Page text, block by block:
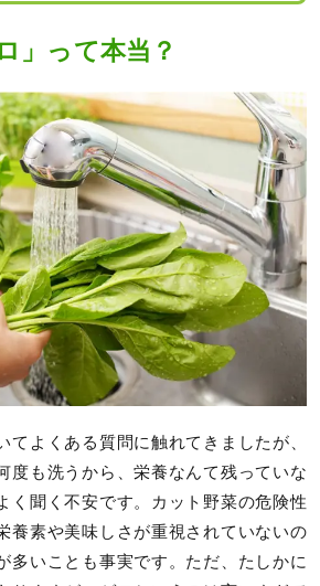
」って本当？
てよくある質問に触れてきましたが、
度も洗うから、栄養なんて残っていな
く聞く不安です。カット野菜の危険性
養素や美味しさが重視されていないの
多いことも事実です。ただ、たしかに